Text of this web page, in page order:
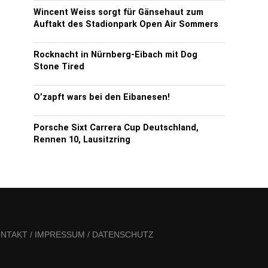
Wincent Weiss sorgt für Gänsehaut zum
Auftakt des Stadionpark Open Air Sommers
Rocknacht in Nürnberg-Eibach mit Dog
Stone Tired
O’zapft wars bei den Eibanesen!
Porsche Sixt Carrera Cup Deutschland,
Rennen 10, Lausitzring
/ IMPRESSUM / DATENSCHUTZ